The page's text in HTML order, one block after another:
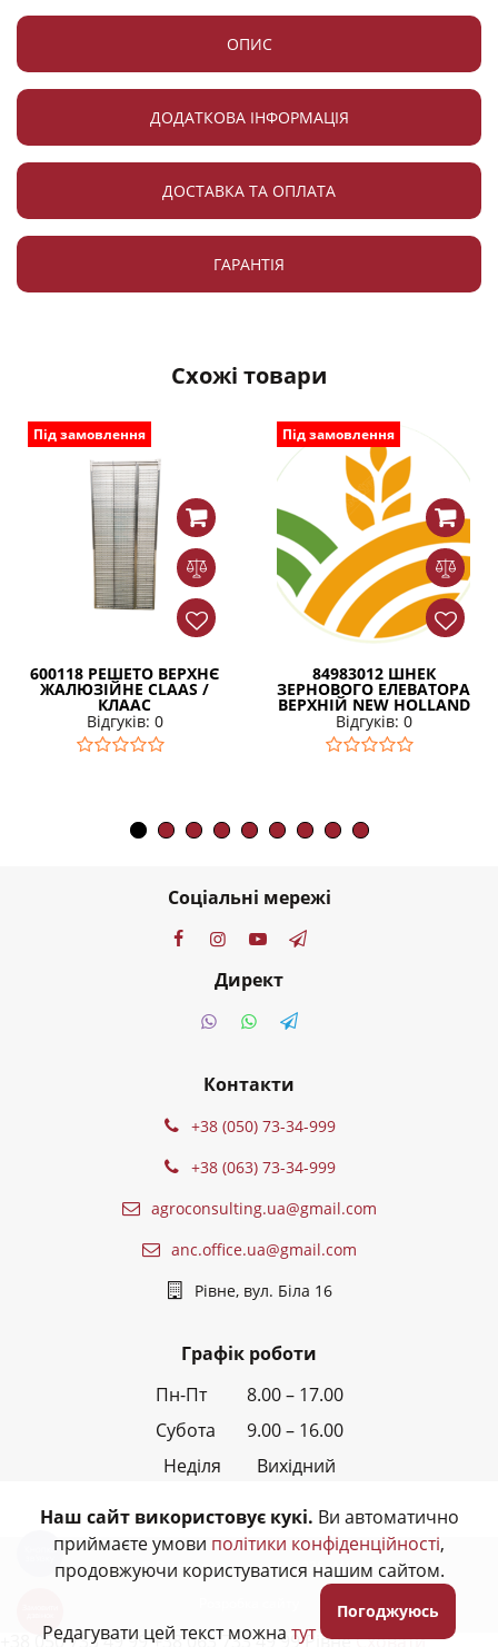
ОПИС
ДОДАТКОВА ІНФОРМАЦІЯ
ДОСТАВКА ТА ОПЛАТА
ГАРАНТІЯ
Схожі товари
Під замовлення
600118 РЕШЕТО ВЕРХНЄ
ЖАЛЮЗІЙНЕ CLAAS /
КЛААС
Відгуків: 0
Під замовлення
84983012 ШНЕК
ЗЕРНОВОГО ЕЛЕВАТОРА
ВЕРХНІЙ NEW HOLLAND
Відгуків: 0
Соціальні мережі
Директ
Контакти
+38 (050) 73-34-999
+38 (063) 73-34-999
agroconsulting.ua@gmail.com
anc.office.ua@gmail.com
Рівне, вул. Біла 16
Графік роботи
Пн-Пт 8.00 – 17.00
Субота 9.00 – 16.00
Неділя Вихідний
© Всі права захищені - 2026,АНК
Кнопка
Наш сайт використовує кукі. Ви автоматично
приймаєте умови політики конфіденційності,
продовжуючи користуватися нашим сайтом.
Редагувати цей текст можна тут
Погоджуюсь
+38 050 733 49 99 +38 063 733 49 99 РівнеСховати